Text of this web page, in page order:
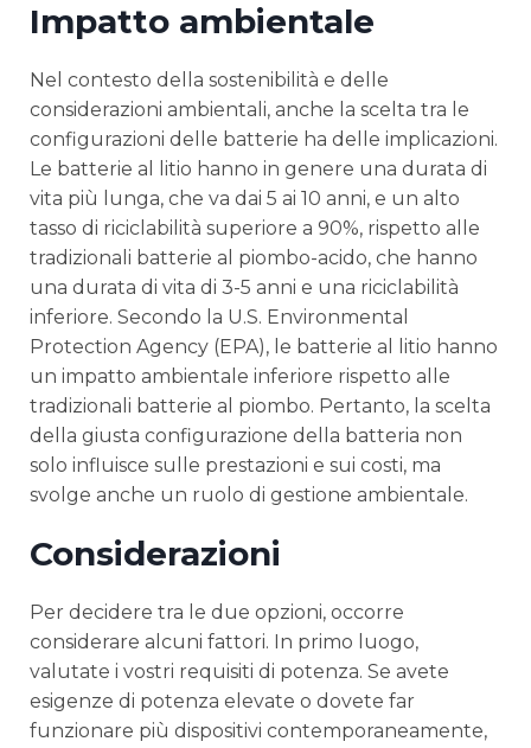
Impatto ambientale
Nel contesto della sostenibilità e delle
considerazioni ambientali, anche la scelta tra le
configurazioni delle batterie ha delle implicazioni.
Le batterie al litio hanno in genere una durata di
vita più lunga, che va dai 5 ai 10 anni, e un alto
tasso di riciclabilità superiore a 90%, rispetto alle
tradizionali batterie al piombo-acido, che hanno
una durata di vita di 3-5 anni e una riciclabilità
inferiore. Secondo la U.S. Environmental
Protection Agency (EPA), le batterie al litio hanno
un impatto ambientale inferiore rispetto alle
tradizionali batterie al piombo. Pertanto, la scelta
della giusta configurazione della batteria non
solo influisce sulle prestazioni e sui costi, ma
svolge anche un ruolo di gestione ambientale.
Considerazioni
Per decidere tra le due opzioni, occorre
considerare alcuni fattori. In primo luogo,
valutate i vostri requisiti di potenza. Se avete
esigenze di potenza elevate o dovete far
funzionare più dispositivi contemporaneamente,